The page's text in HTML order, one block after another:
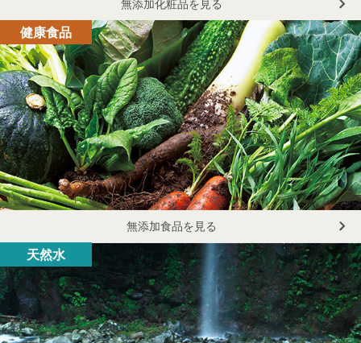
無添加化粧品を見る
健康食品
無添加食品を見る
天然水